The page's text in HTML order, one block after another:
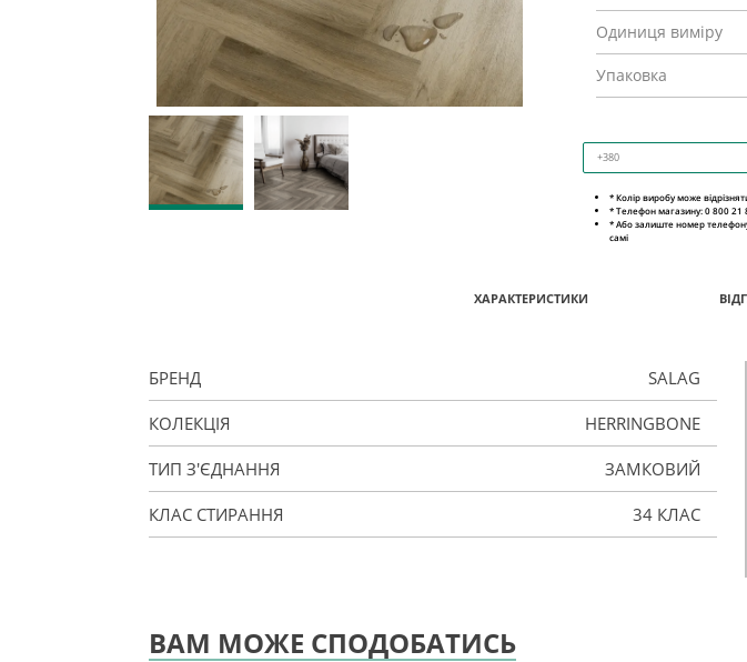
Одиниця виміру
Упаковка
* Колір виробу може
* Телефон магазину: 0 800 21
* Або залиште номер
самі
ХАРАКТЕРИСТИКИ
БРЕНД SALAG
КОЛЕКЦІЯ HERRINGBONE
ТИП З'ЄДНАННЯ ЗАМКОВИЙ
КЛАС СТИРАННЯ 34 КЛАС
ВАМ МОЖЕ СПОДОБАТИСЬ